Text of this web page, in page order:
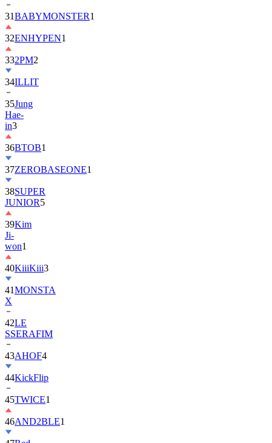
32ENHYPEN1
332PM2
34ILLIT
35Jung
Hae-
in3
36BTOB
37ZEROBASEONE
38SUPER
JUNIOR
39Kim
Ji-
won1
40KiiiKiii
41MONSTA
X
42
SSERAFIM
43AHOF4
44KickFlip
45TWICE1
46AND2BLE
47Red
Velvet